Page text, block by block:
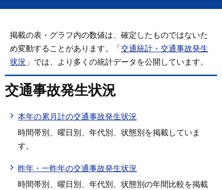
掲載の表・グラフ内の数値は、確定したものではないた
め変動することがあります。「 交通統計・交通事故発生
状況 」では、より多くの統計データを公開しています。
交通事故発生状況
本年の累月計の交通事故発生状況
時間帯別、曜日別、年代別、状態別を掲載していま
す。
昨年・一昨年の交通事故発生状況
時間帯別、曜日別、年代別、状態別の年間比較を掲載